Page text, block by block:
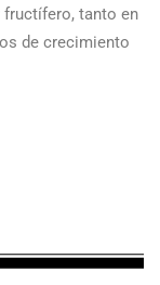
fructífero, tanto en
de crecimiento